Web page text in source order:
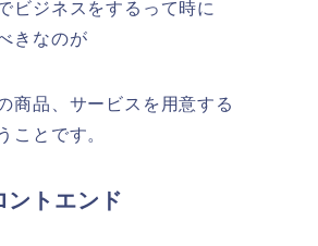
ビジネスをするって時に
きなのが
商品、サービスを用意する
ことです。
ントエンド